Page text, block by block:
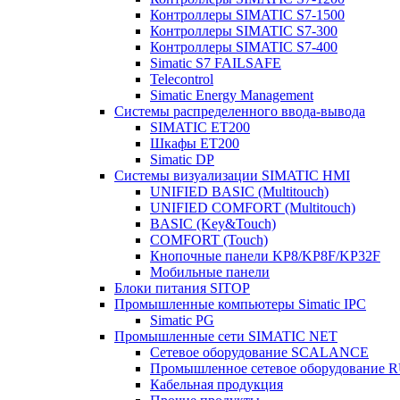
Контроллеры SIMATIC S7-1500
Контроллеры SIMATIC S7-300
Контроллеры SIMATIC S7-400
Simatic S7 FAILSAFE
Telecontrol
Simatic Energy Management
Системы распределенного ввода-вывода
SIMATIC ET200
Шкафы ET200
Simatic DP
Системы визуализации SIMATIC HMI
UNIFIED BASIC (Multitouch)
UNIFIED COMFORT (Multitouch)
BASIC (Key&Touch)
COMFORT (Touch)
Кнопочные панели KP8/KP8F/KP32F
Мобильные панели
Блоки питания SITOP
Промышленные компьютеры Simatic IPC
Simatic PG
Промышленные сети SIMATIC NET
Сетевое оборудование SCALANCE
Промышленное сетевое оборудование
Кабельная продукция